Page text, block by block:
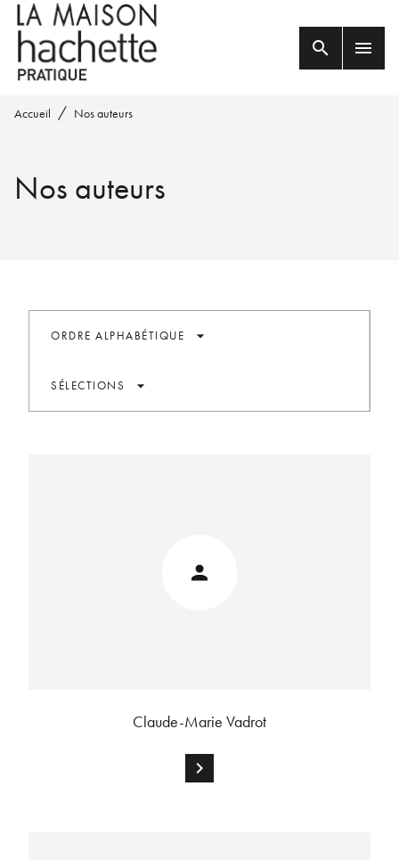
MENU RECHERCHE
PIED DE PAGE
search menu
Accueil / Nos auteurs
Nos auteurs
ORDRE ALPHABÉTIQUE arrow_drop_down
SÉLECTIONS arrow_drop_down
Claude-Marie Vadrot
chevron_right